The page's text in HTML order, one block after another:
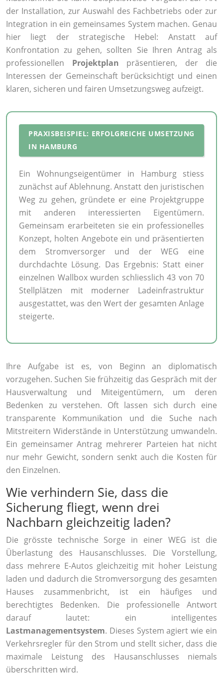
der Installation, zur Auswahl des Fachbetriebs oder zur
Integration in ein gemeinsames System machen. Genau
hier liegt der strategische Hebel: Anstatt auf
Konfrontation zu gehen, sollten Sie Ihren Antrag als
professionellen Projektplan präsentieren, der die
Interessen der Gemeinschaft berücksichtigt und einen
klaren, sicheren und fairen Umsetzungsweg aufzeigt.
PRAXISBEISPIEL: ERFOLGREICHE UMSETZUNG
IN HAMBURG
Ein Wohnungseigentümer in Hamburg stiess
zunächst auf Ablehnung. Anstatt den juristischen
Weg zu gehen, gründete er eine Projektgruppe
mit anderen interessierten Eigentümern.
Gemeinsam erarbeiteten sie ein professionelles
Konzept, holten Angebote ein und präsentierten
dem Stromversorger und der WEG eine
durchdachte Lösung. Das Ergebnis: Statt einer
einzelnen Wallbox wurden schliesslich 43 von 70
Stellplätzen mit moderner Ladeinfrastruktur
ausgestattet, was den Wert der gesamten Anlage
steigerte.
Ihre Aufgabe ist es, von Beginn an diplomatisch
vorzugehen. Suchen Sie frühzeitig das Gespräch mit der
Hausverwaltung und Miteigentümern, um deren
Bedenken zu verstehen. Oft lassen sich durch eine
transparente Kommunikation und die Suche nach
Mitstreitern Widerstände in Unterstützung umwandeln.
Ein gemeinsamer Antrag mehrerer Parteien hat nicht
nur mehr Gewicht, sondern senkt auch die Kosten für
den Einzelnen.
Wie verhindern Sie, dass die
Sicherung fliegt, wenn drei
Nachbarn gleichzeitig laden?
Die grösste technische Sorge in einer WEG ist die
Überlastung des Hausanschlusses. Die Vorstellung,
dass mehrere E-Autos gleichzeitig mit hoher Leistung
laden und dadurch die Stromversorgung des gesamten
Hauses zusammenbricht, ist ein häufiges und
berechtigtes Bedenken. Die professionelle Antwort
darauf lautet: ein intelligentes
Lastmanagementsystem. Dieses System agiert wie ein
Verkehrsregler für den Strom und stellt sicher, dass die
maximale Leistung des Hausanschlusses niemals
überschritten wird.